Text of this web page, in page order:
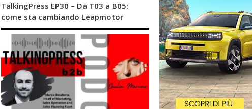
TalkingPress EP30 – Da T03 a B05:
come sta cambiando Leapmotor